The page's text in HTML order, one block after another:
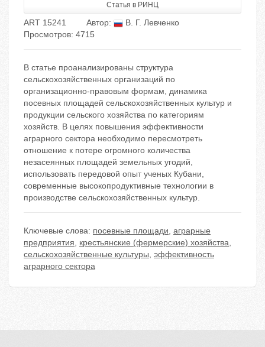
Статья в РИНЦ
ART 15241 Автор:
В. Г. Левченко
Просмотров: 4715
В статье проанализированы структура
сельскохозяйственных организаций по
организационно-правовым формам, динамика
посевных площадей сельскохозяйственных культур и
продукции сельского хозяйства по категориям
хозяйств. В целях повышения эффективности
аграрного сектора необходимо пересмотреть
отношение к потере огромного количества
незасеянных площадей земельных угодий,
использовать передовой опыт ученых Кубани,
современные высокопродуктивные технологии в
производстве сельскохозяйственных культур.
Ключевые слова: посевные площади, аграрные
предприятия, крестьянские (фермерские) хозяйства,
сельскохозяйственные культуры, эффективность
аграрного сектора